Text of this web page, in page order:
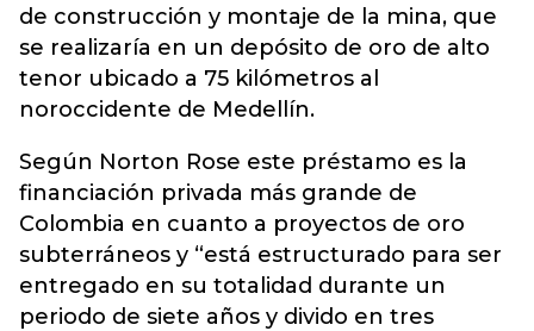
de construcción y montaje de la mina, que
se realizaría en un depósito de oro de alto
tenor ubicado a 75 kilómetros al
noroccidente de Medellín.
Según Norton Rose este préstamo es la
financiación privada más grande de
Colombia en cuanto a proyectos de oro
subterráneos y “está estructurado para ser
entregado en su totalidad durante un
periodo de siete años y divido en tres